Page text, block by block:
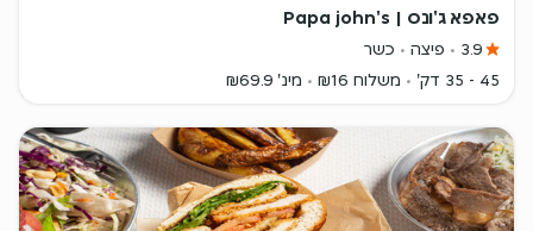
פאפא ג'ונס | Papa john's
3.9 פיצה
כשר
45 - 35 דק'
משלוח ₪16 מינ' ₪69.9